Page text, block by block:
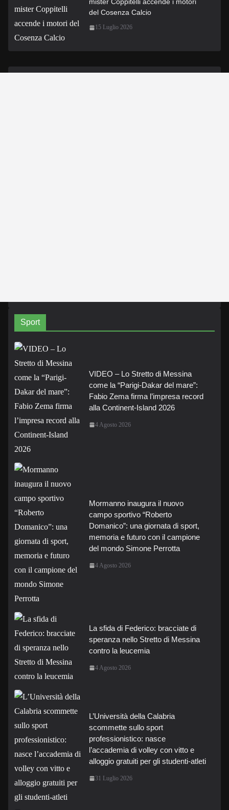
del Cosenza Calcio
15 Luglio 2026
Sport
VIDEO – Lo Stretto di Messina
come la “Parigi-Dakar del mare”:
Fabio Zema firma l’impresa record
alla Continent-Island 2026
4 Agosto 2026
Mormanno inaugura il nuovo
campo sportivo “Roberto
Domanico”: una giornata di sport,
memoria e futuro con il campione
del mondo Simone Perrotta
4 Agosto 2026
La sfida di Federico: bracciate di
speranza nello Stretto di Messina
contro la leucemia
4 Agosto 2026
L’Università della Calabria
scommette sullo sport
professionistico: nasce
l’accademia di volley con vitto e
alloggio gratuiti per gli studenti-atleti
31 Luglio 2026